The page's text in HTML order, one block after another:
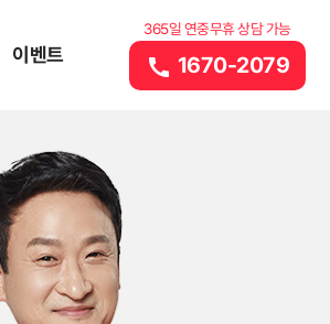
이벤트
365일 연중무휴 상담 가능
call 1670-2079